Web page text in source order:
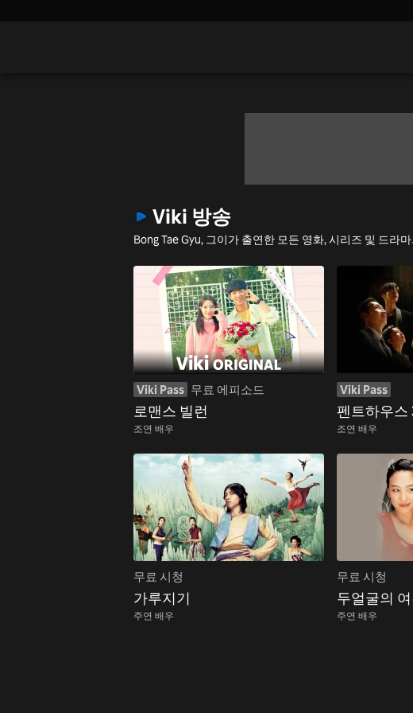
Viki 방송
Bong Tae Gyu, 그이가 출연한 모든 영화, 시리즈 및 드라
Viki Pass 무료 에피소드
로맨스 빌런
조연 배우
Viki Pass
펜트하우스
조연 배우
무료 시청
가루지기
주연 배우
무료 시청
두얼굴의
주연 배우